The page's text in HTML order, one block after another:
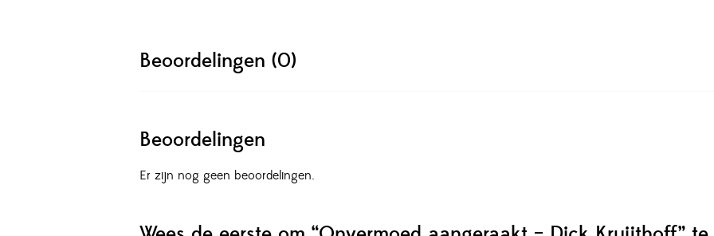
Beoordelingen (0)
Beoordelingen
Er zijn nog geen beoordelingen.